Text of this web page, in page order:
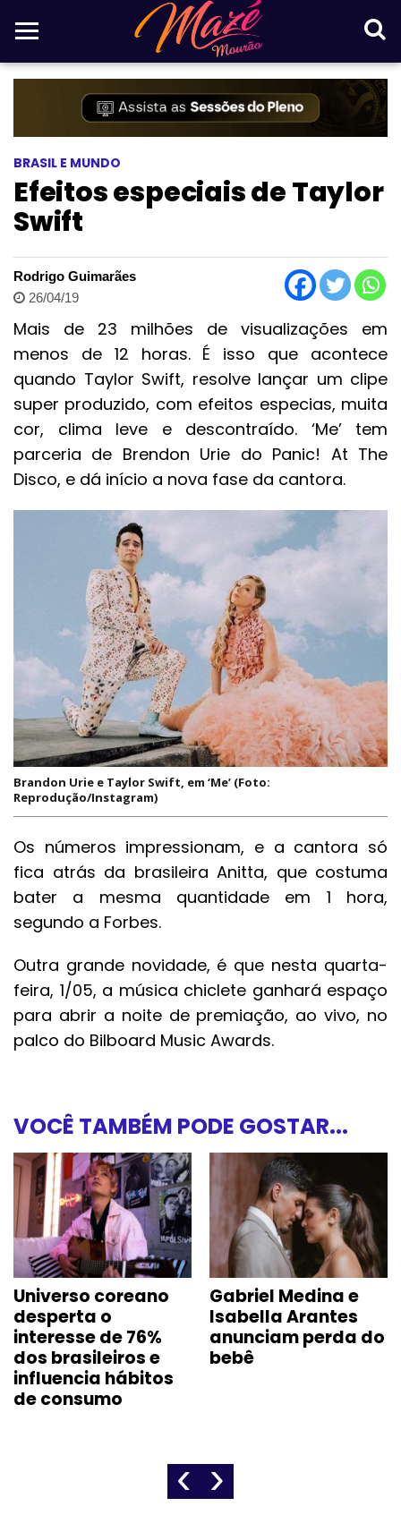
BRASIL E MUNDO
Efeitos especiais de Taylor
Swift
Rodrigo Guimarães
26/04/19
Mais de 23 milhões de visualizações em
menos de 12 horas. É isso que acontece
quando Taylor Swift, resolve lançar um clipe
super produzido, com efeitos especias, muita
cor, clima leve e descontraído. ‘Me’ tem
parceria de Brendon Urie do Panic! At The
Disco, e dá início a nova fase da cantora.
Brandon Urie e Taylor Swift, em ‘Me’ (Foto:
Reprodução/Instagram)
Os números impressionam, e a cantora só
fica atrás da brasileira Anitta, que costuma
bater a mesma quantidade em 1 hora,
segundo a Forbes.
Outra grande novidade, é que nesta quarta-
feira, 1/05, a música chiclete ganhará espaço
para abrir a noite de premiação, ao vivo, no
palco do Bilboard Music Awards.
VOCÊ TAMBÉM PODE GOSTAR...
Universo coreano
desperta o
interesse de 76%
dos brasileiros e
influencia hábitos
de consumo
Gabriel Medina e
Isabella Arantes
anunciam perda do
bebê
‹ ›